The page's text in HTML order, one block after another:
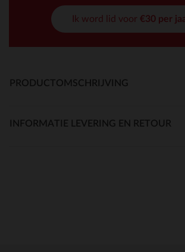
Ik word lid voor €30 per
PRODUCTOMSCHRIJVING
INFORMATIE LEVERING EN RETOUR